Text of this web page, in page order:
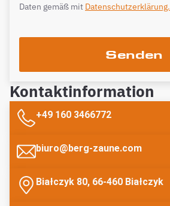
Daten gemäß mit Datenschutzerklärung.
Senden
Kontaktinformation
+49 160 3466772
biuro@berg-zaune.com
Białczyk 80, 66-460 Białczyk